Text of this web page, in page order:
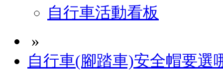
自行車活動看板
»
自行車(腳踏車)安全帽要選